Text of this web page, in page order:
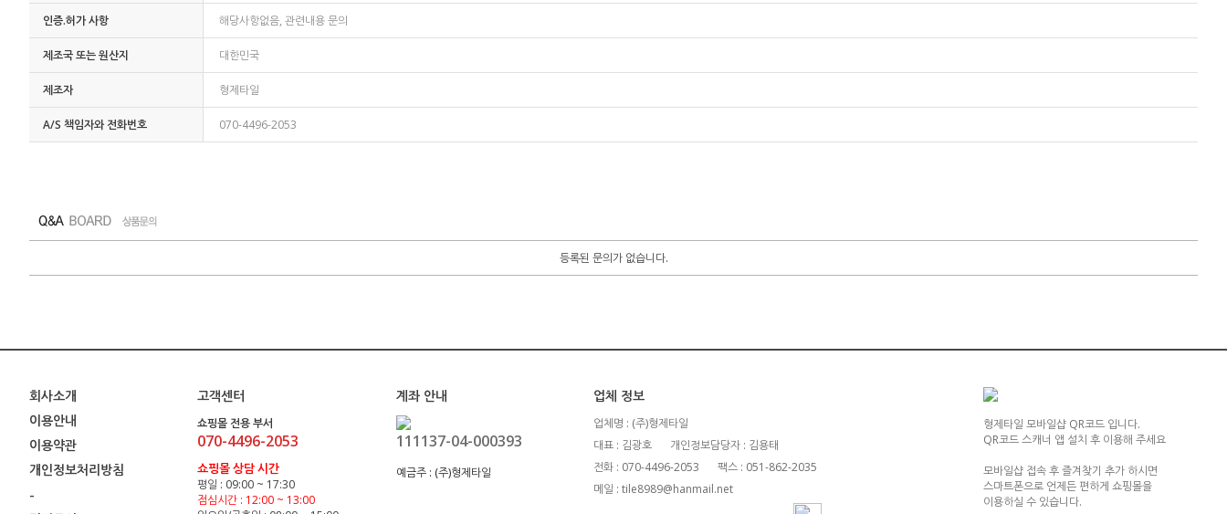
인증.허가 사항 해당사항없음, 관련내용 문의
제조국 또는 원산지 대한민국
제조자 형제타일
A/S 책임자와 전화번호 070-4496-2053
등록된 문의가 없습니다.
회사소개
이용안내
이용약관
개인정보처리방침
-
고객센터
쇼핑몰 전용 부서
070-4496-2053
쇼핑몰 상담 시간
평일 : 09:00 ~ 17:30
점심시간 : 12:00 ~ 13:00
계좌 안내
111137-04-000393
예금주 : (주)형제타일
업체 정보
업체명 : (주)형제타일
대표 : 김광호
개인정보담당자 : 김용태
전화 : 070-4496-2053
팩스 : 051-862-2035
메일 : tile8989@hanmail.net
형제타일 모바일샵 QR코드 입니다.
QR코드 스캐너 앱 설치 후 이용해 주세요
모바일샵 접속 후 즐겨찾기 추가 하시면
스마트폰으로 언제든 편하게 쇼핑몰을
이용하실 수 있습니다.